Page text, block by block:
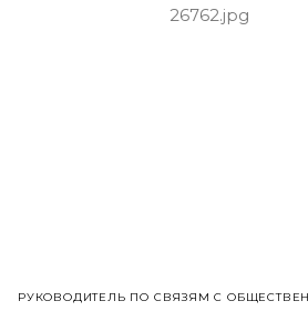
РУКОВОДИТЕЛЬ ПО СВЯЗЯМ С